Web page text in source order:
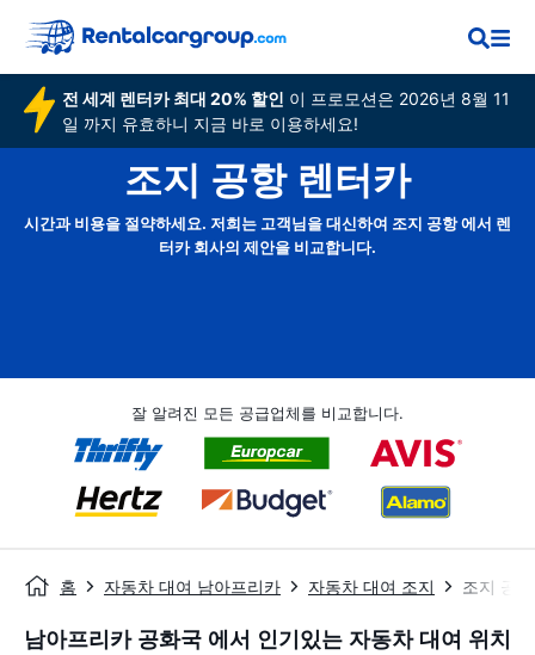
전 세계 렌터카 최대 20% 할인 이 프로모션은 2026년 8월 11
일 까지 유효하니 지금 바로 이용하세요!
조지 공항 렌터카
시간과 비용을 절약하세요. 저희는 고객님을 대신하여 조지 공항 에서 렌
터카 회사의 제안을 비교합니다.
잘 알려진 모든 공급업체를 비교합니다.
홈 자동차 대여 남아프리카 자동차 대여 조지 조지 공항
남아프리카 공화국 에서 인기있는 자동차 대여 위치